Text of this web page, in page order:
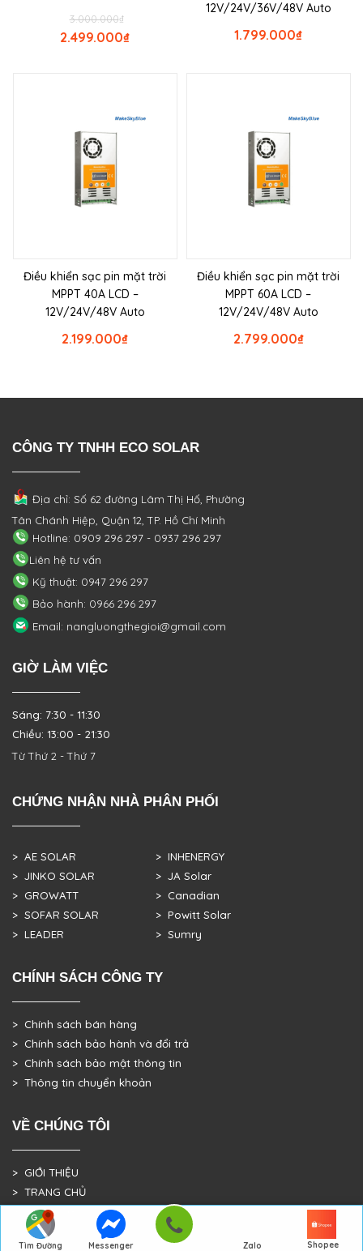
Tìm Đường Messenger Zalo Shopee
₫
3.000.000
₫
2.499.000
12V/24V/36V/48V Auto
₫
1.799.000
Điều khiển sạc pin mặt trời
MPPT 40A LCD –
12V/24V/48V Auto
₫
2.199.000
Điều khiển sạc pin mặt trời
MPPT 60A LCD –
12V/24V/48V Auto
₫
2.799.000
CÔNG TY TNHH ECO SOLAR
Địa chỉ: Số 62 đường Lâm Thị Hố, Phường
Tân Chánh Hiệp, Quận 12, TP. Hồ Chí Minh
Hotline: 0909 296 297 - 0937 296 297
Liên hệ tư vấn
Kỹ thuật: 0947 296 297
Bảo hành: 0966 296 297
Email: nangluongthegioi@gmail.com
GIỜ LÀM VIỆC
Sáng: 7:30 - 11:30
Chiều: 13:00 - 21:30
Từ Thứ 2 - Thứ 7
CHỨNG NHẬN NHÀ PHÂN PHỐI
> AE SOLAR
> JINKO SOLAR
> GROWATT
> SOFAR SOLAR
> LEADER
> INHENERGY
> JA Solar
> Canadian
> Powitt Solar
> Sumry
CHÍNH SÁCH CÔNG TY
> Chính sách bán hàng
> Chính sách bảo hành và đổi trả
> Chính sách bảo mật thông tin
> Thông tin chuyển khoản
VỀ CHÚNG TÔI
> GIỚI THIỆU
> TRANG CHỦ
> DỰ ÁN THỰC TẾ